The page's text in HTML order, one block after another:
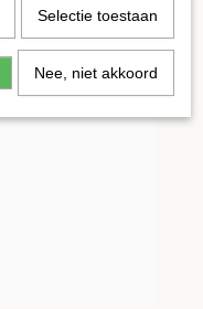
Selectie toestaan
Nee, niet akkoord